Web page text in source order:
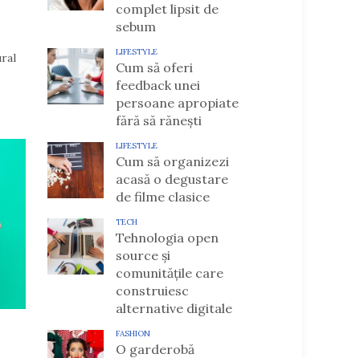
complet lipsit de
sebum
LIFESTYLE
Cum să oferi
feedback unei
persoane apropiate
fără să rănești
LIFESTYLE
Cum să organizezi
acasă o degustare
de filme clasice
TECH
Tehnologia open
source și
comunitățile care
construiesc
alternative digitale
FASHION
O garderobă